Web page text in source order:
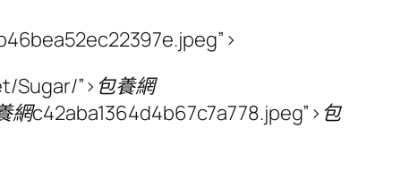
Sugar/”>包養網
c42aba1364d4b67c7a778.jpeg”>包